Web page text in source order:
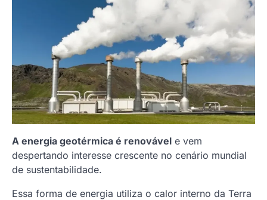
A energia geotérmica é renovável e vem
despertando interesse crescente no cenário mundial
de sustentabilidade.
Essa forma de energia utiliza o calor interno da Terra